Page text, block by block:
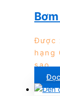
Được
hạng
sao